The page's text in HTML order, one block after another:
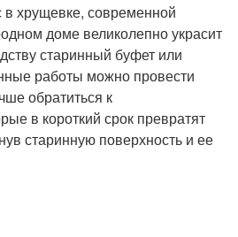
в хрущевке, современной
доме великолепно украсит
старинный буфет или
работы можно провести
обратиться к
в короткий срок превратят
старинную поверхность и ее